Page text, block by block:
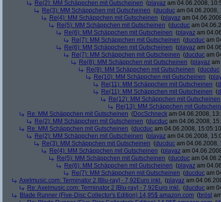
Re(2): MM Schäppchen mit Gutscheinen (playaz am 04.06.2008,
Re(3): MM Schäppchen mit Gutscheinen (ducduc am 04.06.2008,
Re(4): MM Schäppchen mit Gutscheinen (playaz am
Re(5): MM Schäppchen mit Gutscheinen (ducduc am
Re(6): MM Schäppchen mit Gutscheinen (playaz am
Re(7): MM Schäppchen mit Gutscheinen (ducduc am
Re(6): MM Schäppchen mit Gutscheinen (playaz am
Re(7): MM Schäppchen mit Gutscheinen (ducduc am
Re(8): MM Schäppchen mit Gutscheinen (playaz
Re(9): MM Schäppchen mit Gutscheinen (ducduc
Re(10): MM Schäppchen mit Gutscheinen (
Re(11): MM Schäppchen mit Gutscheinen (
Re(11): MM Schäppchen mit Gutscheinen (
Re(12): MM Schäppchen mit Gutscheinen
Re(13): MM Schäppchen mit
Re: MM Schäppchen mit Gutscheinen (DocSchneck am 04.06.2008,
Re(2): MM Schäppchen mit Gutscheinen (ducduc am 04.06.2008,
Re: MM Schäppchen mit Gutscheinen (ducduc am 04.06.2008,
Re(2): MM Schäppchen mit Gutscheinen (playaz am 04.06.2008,
Re(3): MM Schäppchen mit Gutscheinen (ducduc am 04.06.2008,
Re(4): MM Schäppchen mit Gutscheinen (playaz am
Re(5): MM Schäppchen mit Gutscheinen (ducduc am
Re(6): MM Schäppchen mit Gutscheinen (playaz am
Re(7): MM Schäppchen mit Gutscheinen (ducduc am
Axelmusic.com: Terminator 2 [Blu-ray] - 7,92Euro inkl. (playaz am
Re: Axelmusic.com: Terminator 2 [Blu-ray] - 7,92Euro inkl. (ducduc am
Blade Runner (Five-Disc Collector's Edition) 14,95$ amazon.com (brösl